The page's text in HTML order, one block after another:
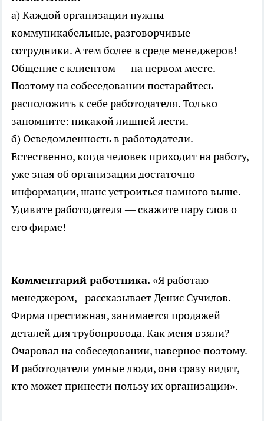
а) Каждой организации нужны
коммуникабельные, разговорчивые
сотрудники. А тем более в среде менеджеров!
Общение с клиентом — на первом месте.
Поэтому на собеседовании постарайтесь
расположить к себе работодателя. Только
запомните: никакой лишней лести.
б) Осведомленность в работодатели.
Естественно, когда человек приходит на работу,
уже зная об организации достаточно
информации, шанс устроиться намного выше.
Удивите работодателя — скажите пару слов о
его фирме!
Комментарий работника. «Я работаю
менеджером, - рассказывает Денис Сучилов. -
Фирма престижная, занимается продажей
деталей для трубопровода. Как меня взяли?
Очаровал на собеседовании, наверное поэтому.
И работодатели умные люди, они сразу видят,
кто может принести пользу их организации».